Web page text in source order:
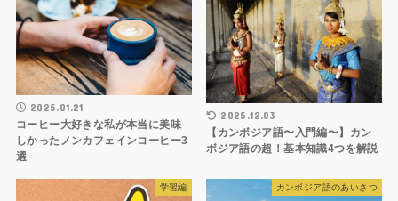
2025.01.21
コーヒー大好きな私が本当に美味
しかったノンカフェインコーヒー3
選
2025.12.03
【カンボジア語〜入門編〜】カン
ボジア語の超！基本知識4つを解説
学習編 カンボジア語のあいさつ